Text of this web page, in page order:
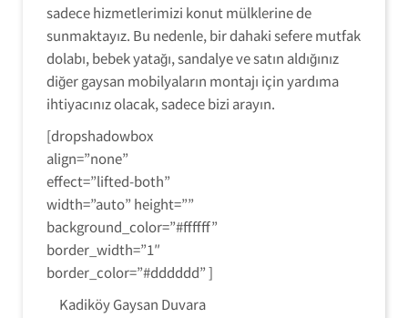
sadece hizmetlerimizi konut mülklerine de
sunmaktayız. Bu nedenle, bir dahaki sefere mutfak
dolabı, bebek yatağı, sandalye ve satın aldığınız
diğer gaysan mobilyaların montajı için yardıma
ihtiyacınız olacak, sadece bizi arayın.
[dropshadowbox
align=”none”
effect=”lifted-both”
width=”auto” height=””
background_color=”#ffffff”
border_width=”1″
border_color=”#dddddd” ]
Kadiköy Gaysan Duvara